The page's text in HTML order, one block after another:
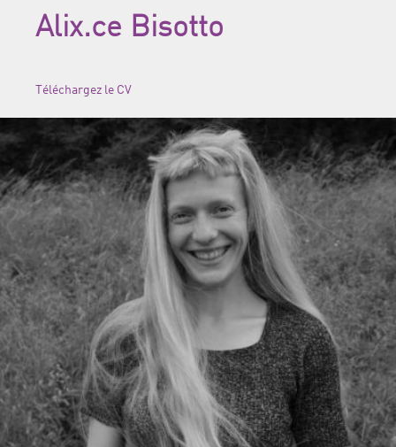
Alix.ce Bisotto
Téléchargez le CV